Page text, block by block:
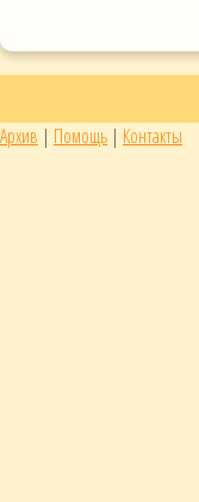
Архив | Помощь | Контакты